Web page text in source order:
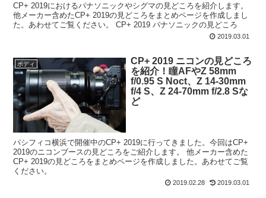
CP+ 2019におけるパナソニックやシグマの見どころを紹介します。
他メーカー含めたCP+ 2019の見どころをまとめページを作成しまし
た。あわせてご覧ください。 CP+ 2019 パナソニックの見どころ
2019.03.01
ボディ
CP+ 2019 ニコンの見どころ
を紹介！瞳AFやZ 58mm
f/0.95 S Noct、Z 14-30mm
f/4 S、Z 24-70mm f/2.8 Sな
ど
パシフィコ横浜で開催中のCP+ 2019に行ってきました。今回はCP+
2019のニコンブースの見どころをご紹介します。 他メーカー含めた
CP+ 2019の見どころをまとめページを作成しました。あわせてご覧
ください。
2019.02.28 2019.03.01